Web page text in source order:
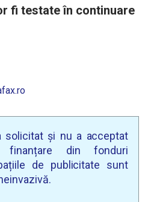
fi testate în continuare
solicitat și nu a acceptat
din fonduri
de publicitate sunt